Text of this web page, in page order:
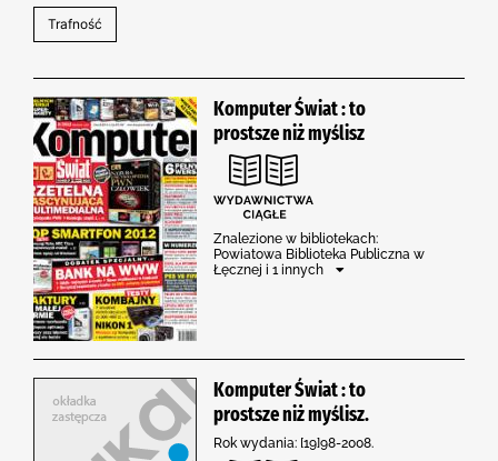
Komputer Świat : to
prostsze niż myślisz
Znalezione w bibliotekach:
Powiatowa Biblioteka Publiczna w
Łęcznej i 1 innych
Komputer Świat : to
prostsze niż myślisz.
Rok wydania: [19]98-2008.